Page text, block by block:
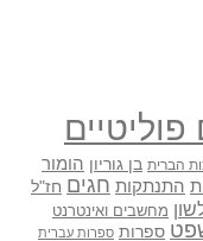
הברית בן גוריון הומור
התנתקות חגים חז"ל
מחשבים ואינטרנט
ספרות ספרות עברית